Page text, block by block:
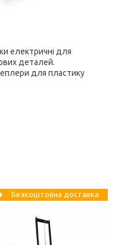
електричні для
деталей.
для пластику
Безкоштовна доставка